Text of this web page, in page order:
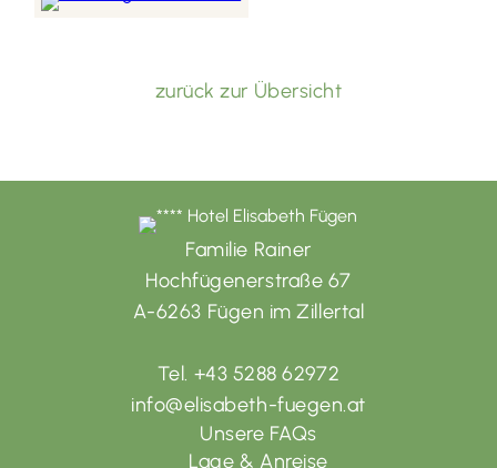
zurück zur Übersicht
Familie Rainer
Hochfügenerstraße 67
A-6263 Fügen im Zillertal
Tel. +43 5288 62972
info@elisabeth-fuegen.at
Unsere FAQs
Lage & Anreise